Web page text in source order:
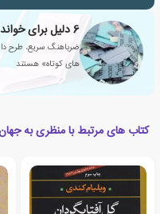
6 دلیل برای خواندن داستان های کوتاه
ضرباهنگ سریع، طرح
های کوتاه» هستند
کتاب های مرتبط با منظری به